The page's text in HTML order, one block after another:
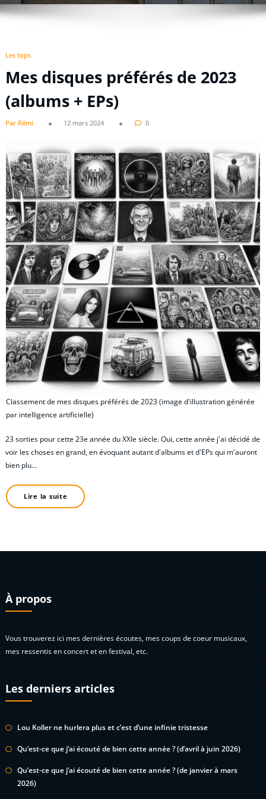
Les tops
Mes disques préférés de 2023
(albums + EPs)
Par Rémi 12 mars 2024 0
Classement de mes disques préférés de 2023 (image d'illustration générée
par intelligence artificielle)
23 sorties pour cette 23e année du XXIe siècle. Oui, cette année j'ai décidé de
voir les choses en grand, en évoquant autant d'albums et d'EPs qui m'auront
bien plu…
Lire la suite
À propos
Vous trouverez ici mes dernières écoutes, mes coups de coeur musicaux,
mes ressentis en concert et en festival, etc.
Les derniers articles
Lou Koller ne hurlera plus et c’est d’une infinie tristesse
Qu’est-ce que j’ai écouté de bien cette année ? (d’avril à juin 2026)
Qu’est-ce que j’ai écouté de bien cette année ? (de janvier à mars
2026)